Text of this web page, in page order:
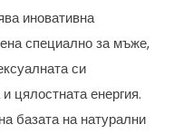
иновативна
специално за мъже,
си
цялостната енергия.
базата на натурални